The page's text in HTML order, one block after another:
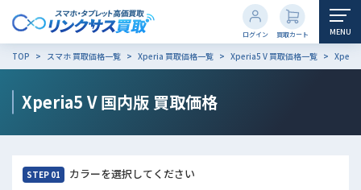
買取カート
ログイン MENU
TOP スマホ 買取価格一覧 Xperia 買取価格一覧 Xperia5 V 買取価格一覧
Xperia5 V 国内版 買取価格
STEP 01 カラーを選択してください